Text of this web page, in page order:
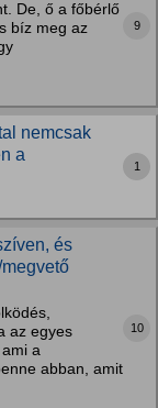
De, ő a főbérlő
bíz meg az
9
nemcsak
a
1
és
az egyes
a
abban, amit
10